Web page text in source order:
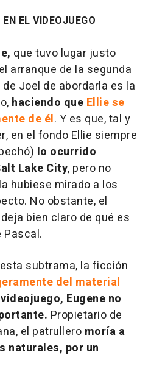
EL VIDEOJUEGO
que tuvo lugar justo
arranque de la segunda
Joel de abordarla es la
haciendo que Ellie se
de él. Y es que, tal y
en el fondo Ellie siempre
lo ocurrido
Lake City, pero no
hubiese mirado a los
No obstante, el
bien claro de qué es
Pascal.
subtrama, la ficción
del material
Eugene no
Propietario de
el patrullero moría a
naturales, por un